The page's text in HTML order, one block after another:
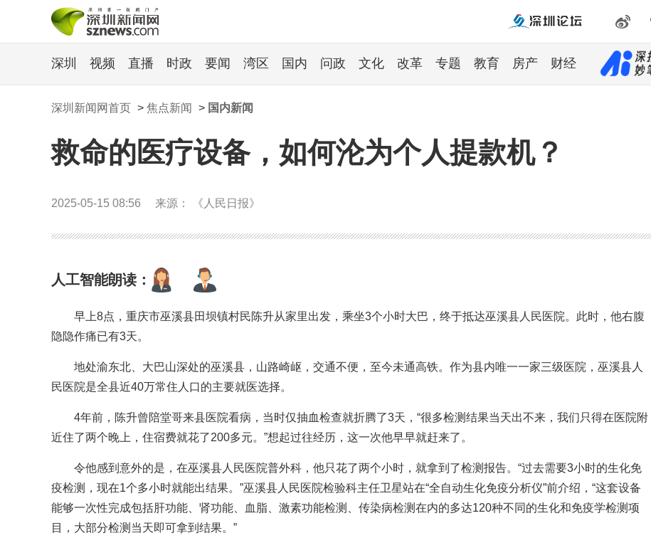
深圳 视频 直播 时政 要闻 湾区 国内 问政 文化 改革 专题 教育 房产 财经
深圳新闻网首页 > 焦点新闻 > 国内新闻
救命的医疗设备，如何沦为个人提款机？
2025-05-15 08:56 来源： 《人民日报》
人工智能朗读：
早上8点，重庆市巫溪县田坝镇村民陈升从家里出发，乘坐3个小时大巴，终于抵达巫溪县人民医院。此时，他右腹
隐隐作痛已有3天。
地处渝东北、大巴山深处的巫溪县，山路崎岖，交通不便，至今未通高铁。作为县内唯一一家三级医院，巫溪县人
民医院是全县近40万常住人口的主要就医选择。
4年前，陈升曾陪堂哥来县医院看病，当时仅抽血检查就折腾了3天，“很多检测结果当天出不来，我们只得在医院附
近住了两个晚上，住宿费就花了200多元。”想起过往经历，这一次他早早就赶来了。
令他感到意外的是，在巫溪县人民医院普外科，他只花了两个小时，就拿到了检测报告。“过去需要3小时的生化免
疫检测，现在1个多小时就能出结果。”巫溪县人民医院检验科主任卫星站在“全自动生化免疫分析仪”前介绍，“这套设备
能够一次性完成包括肝功能、肾功能、血脂、激素功能检测、传染病检测在内的多达120种不同的生化和免疫学检测项
目，大部分检测当天即可拿到结果。”